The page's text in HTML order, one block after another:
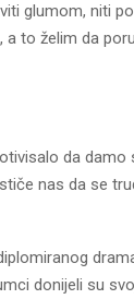
glumom, niti
to želim da
da damo
nas da se
donijeli su